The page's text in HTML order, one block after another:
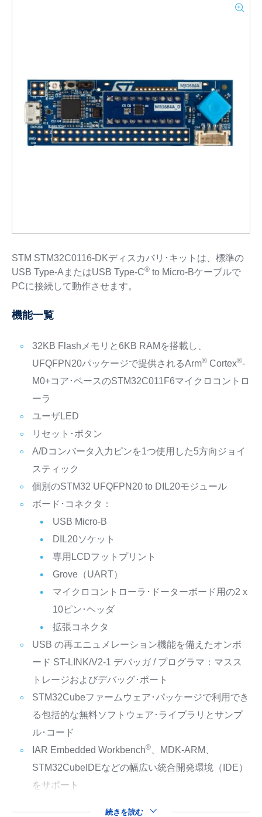
STM STM32C0116-DKディスカバリ･キットは、標準の
USB Type-AまたはUSB Type-C®to Micro-Bケーブルで
PCに接続して動作させます。
機能一覧
32KB Flashメモリと6KB RAMを搭載し、
UFQFPN20パッケージで提供されるArm®Cortex®-
M0+コア･ベースのSTM32C011F6マイクロコントロ
ーラ
ユーザLED
リセット･ボタン
A/Dコンバータ入力ピンを1つ使用した5方向ジョイ
スティック
個別のSTM32 UFQFPN20 to DIL20モジュール
ボード･コネクタ：
USB Micro-B
DIL20ソケット
専用LCDフットプリント
Grove（UART）
マイクロコントローラ･ドーターボード用の2 x
10ピン･ヘッダ
拡張コネクタ
USB の再エニュメレーション機能を備えたオンボ
ード ST-LINK/V2-1 デバッガ / プログラマ：マスス
トレージおよびデバッグ･ポート
STM32Cubeファームウェア･パッケージで利用でき
る包括的な無料ソフトウェア･ライブラリとサンプ
ル･コード
IAR Embedded Workbench®、MDK-ARM、
STM32CubeIDEなどの幅広い統合開発環境（IDE）
をサポート
続きを読む